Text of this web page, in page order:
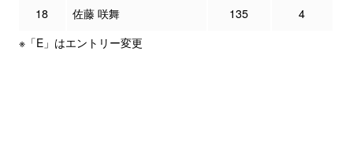
18 佐藤 咲舞 135
4
※「E」はエントリー変更